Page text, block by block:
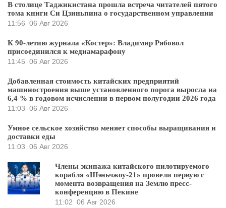
В столице Таджикистана прошла встреча читателей пятого
тома книги Си Цзиньпина о государственном управлении
11:56 06 Авг 2026
К 90-летию журнала «Костер»: Владимир Рябовол
присоединился к медиамарафону
11:45 06 Авг 2026
Добавленная стоимость китайских предприятий
машиностроения выше установленного порога выросла на
6,4 % в годовом исчислении в первом полугодии 2026 года
11:03 06 Авг 2026
Умное сельское хозяйство меняет способы выращивания и
доставки еды
11:03 06 Авг 2026
Члены экипажа китайского пилотируемого
корабля «Шэньчжоу-21» провели первую с
момента возвращения на Землю пресс-
конференцию в Пекине
11:02 06 Авг 2026